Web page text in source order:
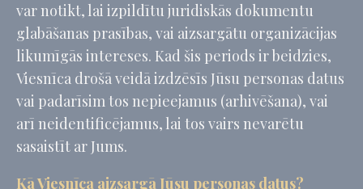
var notikt, lai izpildītu juridiskās dokumentu
glabāšanas prasības, vai aizsargātu organizācijas
likumīgās intereses. Kad šis periods ir beidzies,
Viesnīca drošā veidā izdzēsīs Jūsu personas datus
vai padarīsim tos nepieejamus (arhivēšana), vai
arī neidentificējamus, lai tos vairs nevarētu
sasaistīt ar Jums.
Kā Viesnīca aizsargā Jūsu personas datus?